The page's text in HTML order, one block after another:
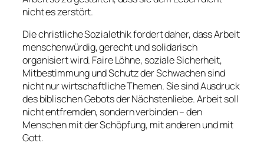
nicht es zerstört.
Die christliche Sozialethik fordert daher, dass Arbeit
menschenwürdig, gerecht und solidarisch
organisiert wird. Faire Löhne, soziale Sicherheit,
Mitbestimmung und Schutz der Schwachen sind
nicht nur wirtschaftliche Themen. Sie sind Ausdruck
des biblischen Gebots der Nächstenliebe. Arbeit soll
nicht entfremden, sondern verbinden – den
Menschen mit der Schöpfung, mit anderen und mit
Gott.